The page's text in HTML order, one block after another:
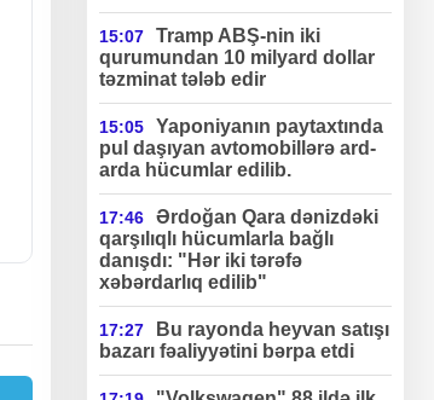
15:07
Tramp ABŞ-nin iki
qurumundan 10 milyard dollar
təzminat tələb edir
15:05
Yaponiyanın paytaxtında
pul daşıyan avtomobillərə ard-
arda hücumlar edilib.
17:46
Ərdoğan Qara dənizdəki
qarşılıqlı hücumlarla bağlı
danışdı: "Hər iki tərəfə
xəbərdarlıq edilib"
17:27
Bu rayonda heyvan satışı
bazarı fəaliyyətini bərpa etdi